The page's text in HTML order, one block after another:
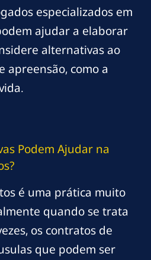
especializados em
ajudar a elaborar
alternativas ao
apreensão, como a
Podem Ajudar na
é uma prática muito
quando se trata
os contratos de
que podem ser